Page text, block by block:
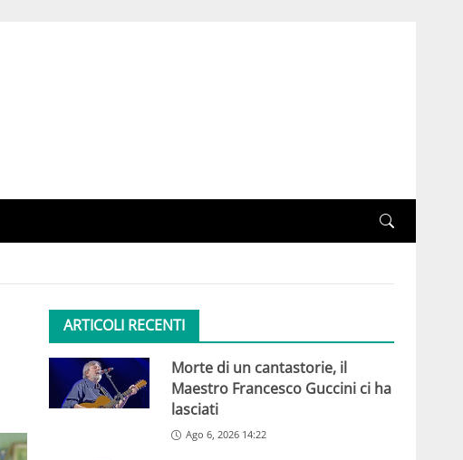
ARTICOLI RECENTI
Morte di un cantastorie, il
Maestro Francesco Guccini ci ha
lasciati
Ago 6, 2026 14:22